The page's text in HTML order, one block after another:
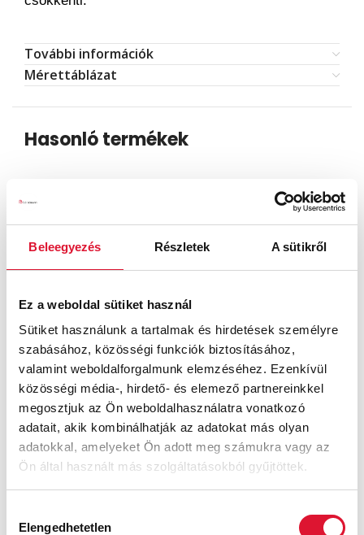
Beleegyezés Részletek A sütikről
Ez a weboldal sütiket használ
Sütiket használunk a tartalmak és hirdetések személyre
szabásához, közösségi funkciók biztosításához,
valamint weboldalforgalmunk elemzéséhez. Ezenkívül
közösségi média-, hirdető- és elemező partnereinkkel
megosztjuk az Ön weboldalhasználatra vonatkozó
adatait, akik kombinálhatják az adatokat más olyan
adatokkal, amelyeket Ön adott meg számukra vagy az
Ön által használt más szolgáltatásokból gyűjtöttek.
kiválasztása
Elengedhetetlen
További információk
Mérettáblázat
Hasonló termékek
Felia
Ft
Janna
Ft